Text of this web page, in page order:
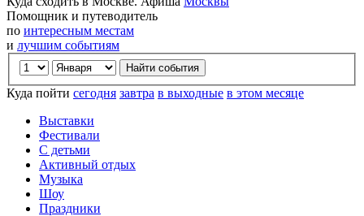
Помощник и путеводитель
по интересным местам
и лучшим событиям
Куда пойти сегодня завтра в выходные в этом месяце
Выставки
Фестивали
С детьми
Активный отдых
Музыка
Шоу
Праздники